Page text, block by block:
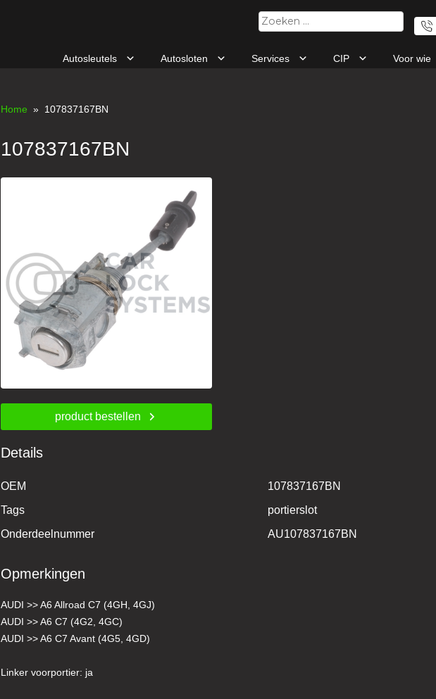
Zoeken
naar:
Autosleutels Autosloten Services CIP Voor wie
Home » 107837167BN
107837167BN
product bestellen
Details
OEM
107837167BN
Tags
portierslot
Onderdeelnummer
AU107837167BN
Opmerkingen
AUDI >> A6 Allroad C7 (4GH, 4GJ)
AUDI >> A6 C7 (4G2, 4GC)
AUDI >> A6 C7 Avant (4G5, 4GD)
Linker voorportier: ja